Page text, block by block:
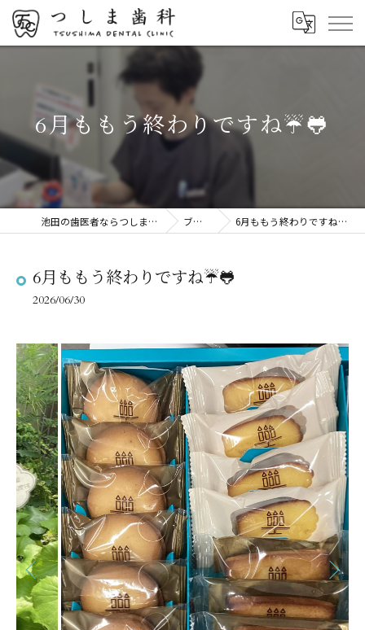
6月ももう終わりですね☔️🐸
池田の歯医者ならつしま歯科 ブログ 6月ももう終わりですね☔️🐸
6月ももう終わりですね☔️🐸
2026/06/30